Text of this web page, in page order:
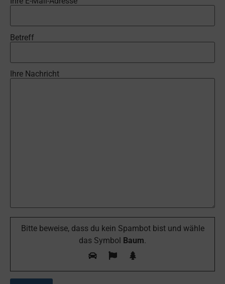
Betreff
Ihre Nachricht
Bitte beweise, dass du kein Spambot bist und wähle
das Symbol Baum.